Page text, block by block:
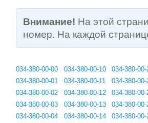
Внимание! На этой
номер. На каждой
034-380-00-00
034-380-00-01
034-380-00-02
034-380-00-03
034-380-00-04
034-380-00-10
034-380-00-11
034-380-00-12
034-380-00-13
034-380-00-14
034-380-00-
034-380-00-
034-380-00-
034-380-00-
034-380-00-